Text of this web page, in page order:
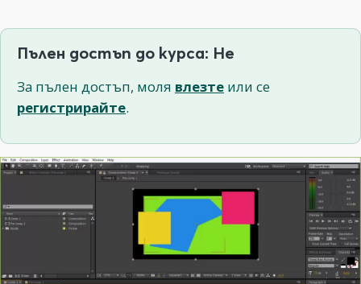
Пълен достъп до курса: Не
За пълен достъп, моля влезте или се
регистрирайте.